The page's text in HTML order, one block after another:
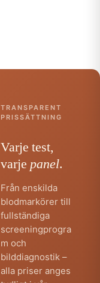
TRANSPARENT
PRISSÄTTNING
Varje test,
varje panel.
Från enskilda
blodmarkörer till
fullständiga
screeningprogra
m och
bilddiagnostik –
alla priser anges